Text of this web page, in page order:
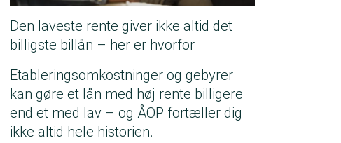
Den laveste rente giver ikke altid det
billigste billån – her er hvorfor
Etableringsomkostninger og gebyrer
kan gøre et lån med høj rente billigere
end et med lav – og ÅOP fortæller dig
ikke altid hele historien.